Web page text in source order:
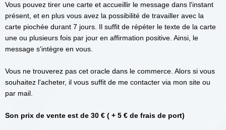
Vous pouvez tirer une carte et accueillir le message dans l'instant
présent, et en plus vous avez la possibilité de travailler avec la
carte piochée durant 7 jours. Il suffit de répéter le texte de la carte
une ou plusieurs fois par jour en affirmation positive. Ainsi, le
message s'intègre en vous.
Vous ne trouverez pas cet oracle dans le commerce. Alors si vous
souhaitez l'acheter, il vous suffit de me contacter via mon site ou
par mail.
Son prix de vente est de 30 € ( + 5 € de frais de port)